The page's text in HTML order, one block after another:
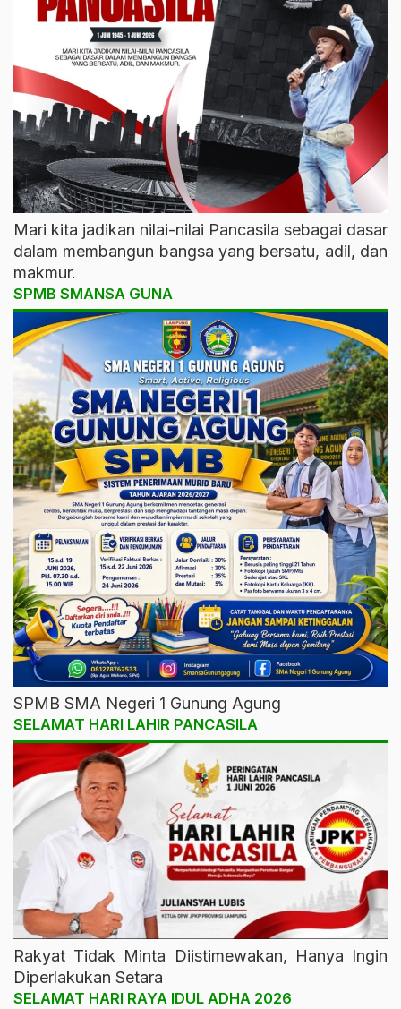
Mari kita jadikan nilai-nilai Pancasila sebagai dasar
dalam membangun bangsa yang bersatu, adil, dan
makmur.
SPMB SMANSA GUNA
SPMB SMA Negeri 1 Gunung Agung
SELAMAT HARI LAHIR PANCASILA
Rakyat Tidak Minta Diistimewakan, Hanya Ingin
Diperlakukan Setara
SELAMAT HARI RAYA IDUL ADHA 2026